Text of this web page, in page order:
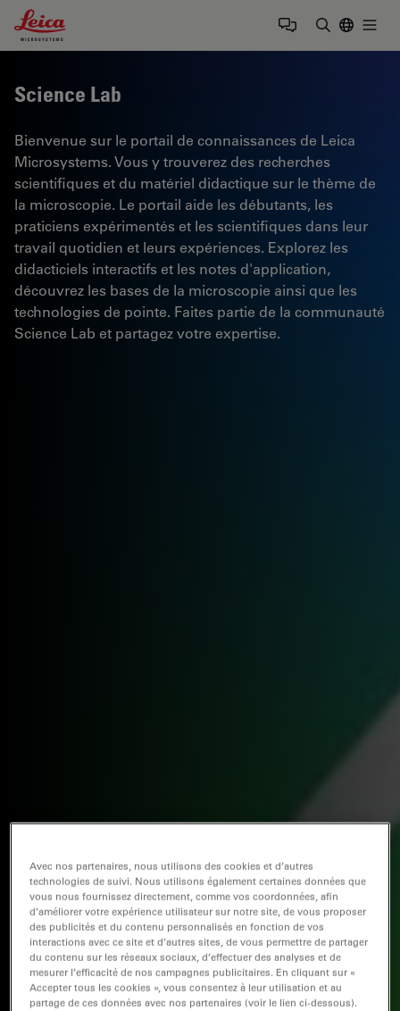
Leica Microsystems Logo
Science Lab
Bienvenue sur le portail de connaissances de Leica
Microsystems. Vous y trouverez des recherches
scientifiques et du matériel didactique sur le thème de
la microscopie. Le portail aide les débutants, les
praticiens expérimentés et les scientifiques dans leur
travail quotidien et leurs expériences. Explorez les
didacticiels interactifs et les notes d'application,
découvrez les bases de la microscopie ainsi que les
technologies de pointe. Faites partie de la communauté
Science Lab et partagez votre expertise.
Avec nos partenaires, nous utilisons des cookies et d’autres
technologies de suivi. Nous utilisons également certaines données que
vous nous fournissez directement, comme vos coordonnées, afin
d’améliorer votre expérience utilisateur sur notre site, de vous proposer
des publicités et du contenu personnalisés en fonction de vos
interactions avec ce site et d’autres sites, de vous permettre de partager
du contenu sur les réseaux sociaux, d’effectuer des analyses et de
mesurer l’efficacité de nos campagnes publicitaires. En cliquant sur «
Accepter tous les cookies », vous consentez à leur utilisation et au
partage de ces données avec nos partenaires (voir le lien ci-dessous).